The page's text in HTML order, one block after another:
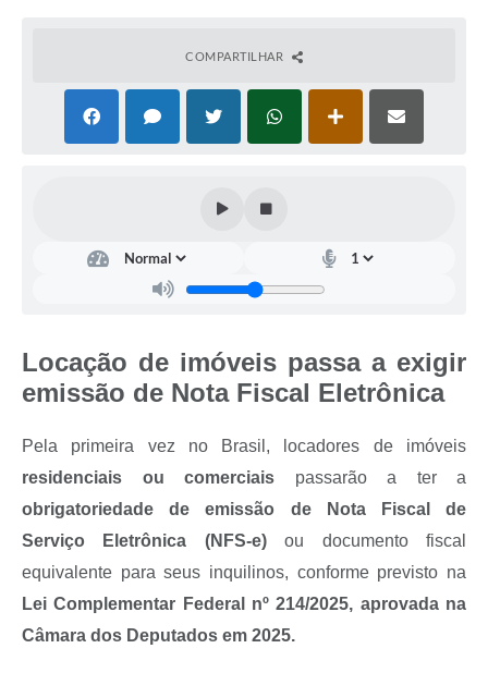
COMPARTILHAR
Locação de imóveis passa a exigir
emissão de Nota Fiscal Eletrônica
Pela primeira vez no Brasil, locadores de imóveis
residenciais ou comerciais passarão a ter a
obrigatoriedade de emissão de Nota Fiscal de
Serviço Eletrônica (NFS-e)ou documento fiscal
equivalente para seus inquilinos, conforme previsto na
Lei Complementar Federal nº 214/2025, aprovada na
Câmara dos Deputados em 2025.